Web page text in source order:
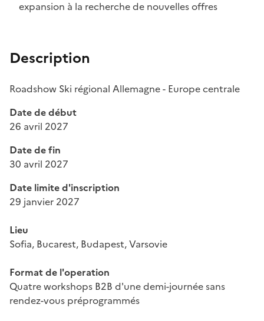
expansion à la recherche de nouvelles offres
Description
Roadshow Ski régional Allemagne - Europe centrale
Date de début
26 avril 2027
Date de fin
30 avril 2027
Date limite d'inscription
29 janvier 2027
Lieu
Sofia, Bucarest, Budapest, Varsovie
Format de l'operation
Quatre workshops B2B d'une demi-journée sans
rendez-vous préprogrammés